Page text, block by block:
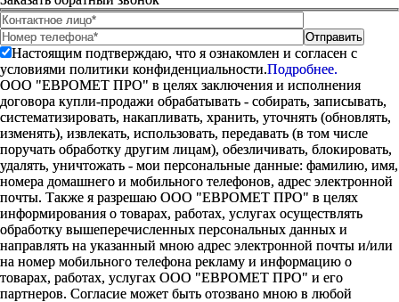
Настоящим подтверждаю, что я ознакомлен и согласен с
условиями политики конфиденциальности.Подробнее.
ООО "ЕВРОМЕТ ПРО" в целях заключения и исполнения
договора купли-продажи обрабатывать - собирать, записывать,
систематизировать, накапливать, хранить, уточнять (обновлять,
изменять), извлекать, использовать, передавать (в том числе
поручать обработку другим лицам), обезличивать, блокировать,
удалять, уничтожать - мои персональные данные: фамилию, имя,
номера домашнего и мобильного телефонов, адрес электронной
почты. Также я разрешаю ООО "ЕВРОМЕТ ПРО" в целях
информирования о товарах, работах, услугах осуществлять
обработку вышеперечисленных персональных данных и
направлять на указанный мною адрес электронной почты и/или
на номер мобильного телефона рекламу и информацию о
товарах, работах, услугах ООО "ЕВРОМЕТ ПРО" и его
партнеров. Согласие может быть отозвано мною в любой